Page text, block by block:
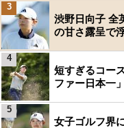
渋野日向子 全
の甘さ露呈で
3
短すぎるコー
ファー日本一
4
女子ゴルフ界
5